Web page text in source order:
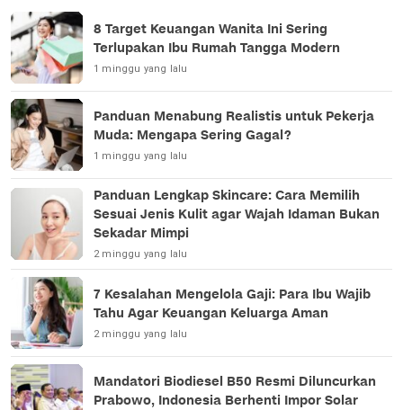
8 Target Keuangan Wanita Ini Sering
Terlupakan Ibu Rumah Tangga Modern
1 minggu yang lalu
Panduan Menabung Realistis untuk Pekerja
Muda: Mengapa Sering Gagal?
1 minggu yang lalu
Panduan Lengkap Skincare: Cara Memilih
Sesuai Jenis Kulit agar Wajah Idaman Bukan
Sekadar Mimpi
2 minggu yang lalu
7 Kesalahan Mengelola Gaji: Para Ibu Wajib
Tahu Agar Keuangan Keluarga Aman
2 minggu yang lalu
Mandatori Biodiesel B50 Resmi Diluncurkan
Prabowo, Indonesia Berhenti Impor Solar